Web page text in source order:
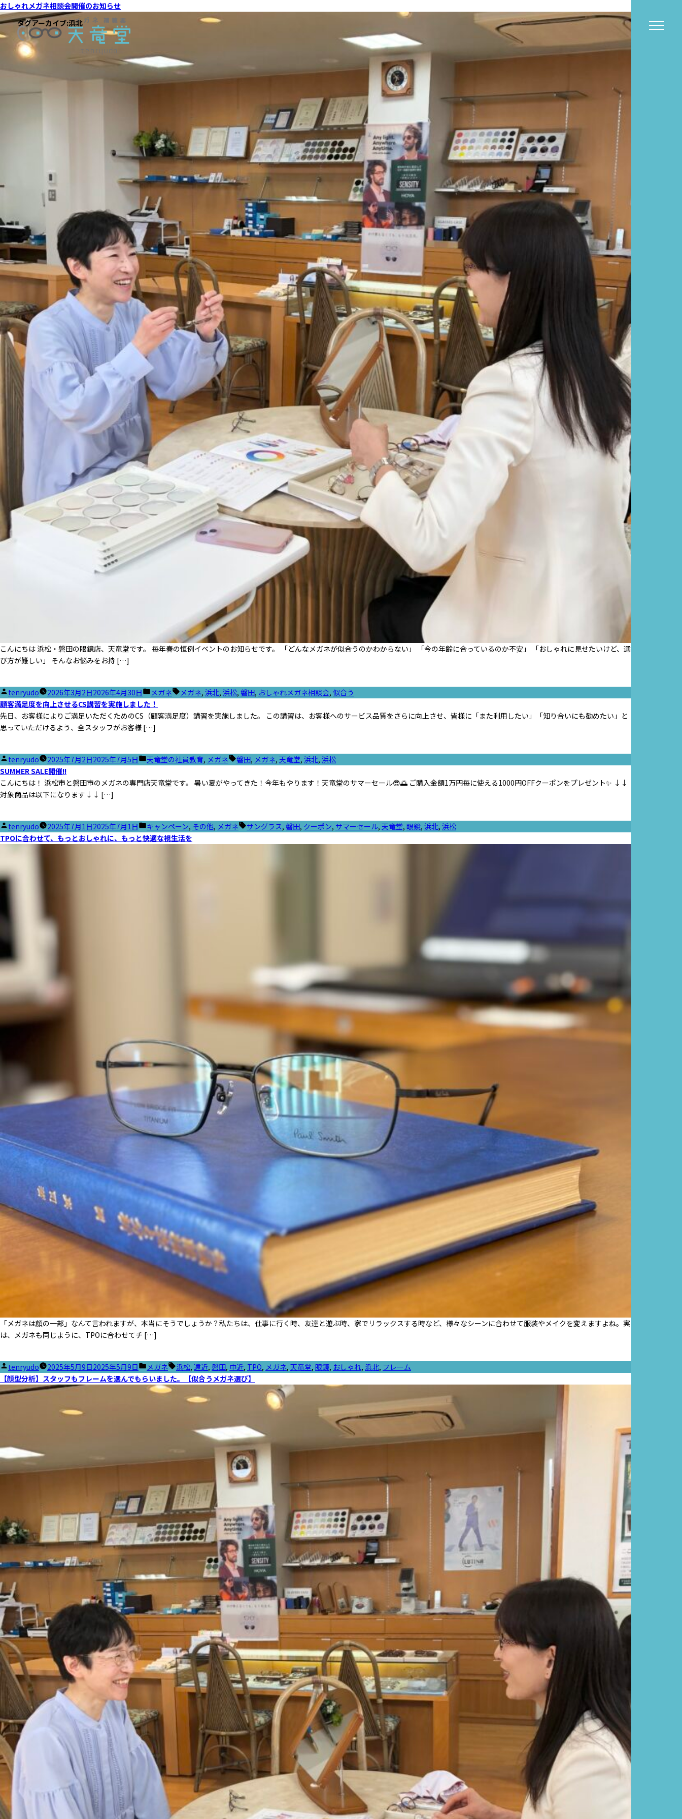
タグアーカイブ:浜北
おしゃれメガネ相談会開催のお知らせ
こんにちは 浜松・磐田の眼鏡店、天竜堂です。 毎年春の恒例イベントのお知らせです。 「どんなメガネが似合うのかわからない」 「今の年齢に合っているのか不安」 「おしゃれに見せたいけど、選
び方が難しい」 そんなお悩みをお持 […]
投
稿
者:
tenryudo 2026年3月2日2026年4月30日
カ
テ
ゴ
リ
メガネ
タ
メガネ, 浜北, 浜松, 磐田, おしゃれメガネ相談会, 似合う
顧客満足度を向上させるCS講習を実施しました！
先日、お客様によりご満足いただくためのCS（顧客満足度）講習を実施しました。 この講習は、お客様へのサービス品質をさらに向上させ、皆様に「また利用したい」「知り合いにも勧めたい」と
思っていただけるよう、全スタッフがお客様 […]
投
稿
者:
tenryudo 2025年7月2日2025年7月5日
カ
ゴ
天竜堂の社員教育, メガネ
タ
磐田, メガネ, 天竜堂, 浜北, 浜松
SUMMER SALE開催!!
こんにちは！ 浜松市と磐田市のメガネの専門店天竜堂です。 暑い夏がやってきた！今年もやります！天竜堂のサマーセール😎🌅 ご購入金額1万円毎に使える1000円OFFクーポンをプレゼント✨ ↓↓
対象商品は以下になります↓↓ […]
投
稿
tenryudo 2025年7月1日2025年7月1日
カ
テ
キャンペーン, その他, メガネ
タ
サングラス, 磐田, クーポン, サマーセール, 天竜堂, 眼鏡, 浜北, 浜松
TPOに合わせて、もっとおしゃれに、もっと快適な視生活を
「メガネは顔の一部」なんて言われますが、本当にそうでしょうか？私たちは、仕事に行く時、友達と遊ぶ時、家でリラックスする時など、様々なシーンに合わせて服装やメイクを変えますよね。実
は、メガネも同じように、TPOに合わせてチ […]
投
稿
者:
tenryudo 2025年5月9日2025年5月9日
カ
テ
ゴ
メガネ
タ
グ:
浜松, 遠近, 磐田, 中近, TPO, メガネ, 天竜堂, 眼鏡, おしゃれ, 浜北, フレーム
【顔型分析】スタッフもフレームを選んでもらいました。【似合うメガネ選び】